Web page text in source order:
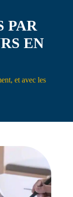
PAR
EN
et avec les